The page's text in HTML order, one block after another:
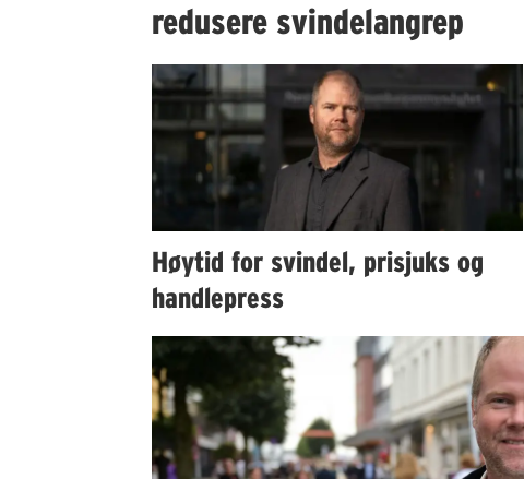
redusere svindelangrep
Høytid for svindel, prisjuks og
handlepress